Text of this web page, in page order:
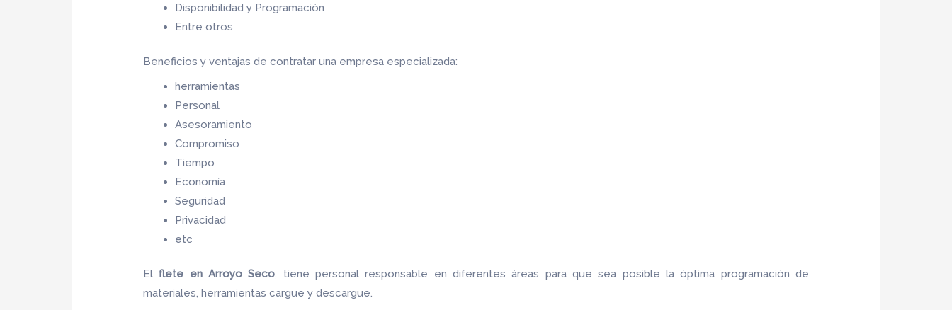
Disponibilidad y Programación
Entre otros
Beneficios y ventajas de contratar una empresa especializada:
herramientas
Personal
Asesoramiento
Compromiso
Tiempo
Economía
Seguridad
Privacidad
etc
Elflete en Arroyo Seco, tiene personal responsable en diferentes áreas para que sea posible la óptima programación de
materiales, herramientas cargue y descargue.